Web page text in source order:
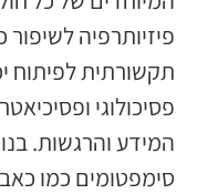
פיזיותרפיה
תקשורתית לפיתוח
פסיכולוגי
המידע והרגשות.
סימפטומים כמו